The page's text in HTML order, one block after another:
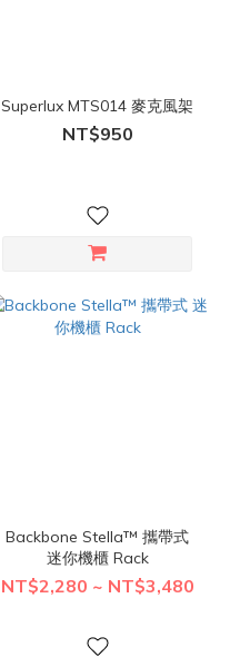
Superlux MTS014 麥克風架
NT$950
Backbone Stella™ 攜帶式
迷你機櫃 Rack
NT$2,280 ~ NT$3,480